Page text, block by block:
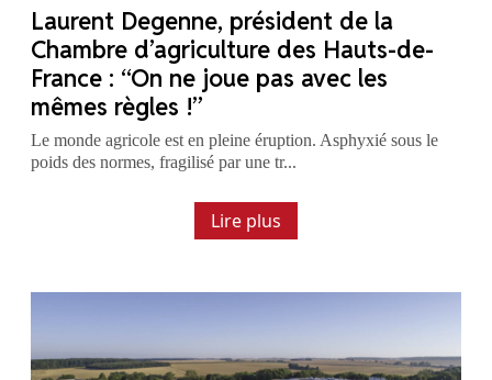
Laurent Degenne, président de la
Chambre d’agriculture des Hauts-de-
France : “On ne joue pas avec les
mêmes règles !”
Le monde agricole est en pleine éruption. Asphyxié sous le
poids des normes, fragilisé par une tr...
Lire plus